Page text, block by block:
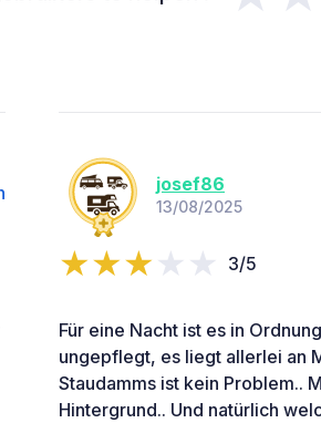
josef86
13/08/2025
3/5
Für eine Nacht ist es in
ungepflegt, es liegt allerlei an
Staudamms ist kein Problem..
Hintergrund.. Und natürlich